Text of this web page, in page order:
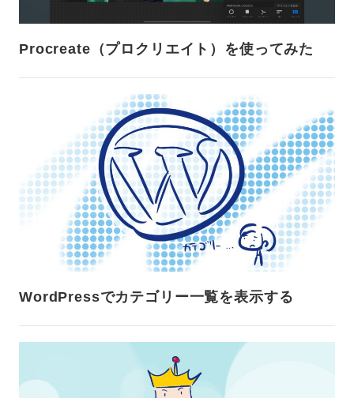
Procreate（プロクリエイト）を使ってみた
WordPressでカテゴリー一覧を表示する